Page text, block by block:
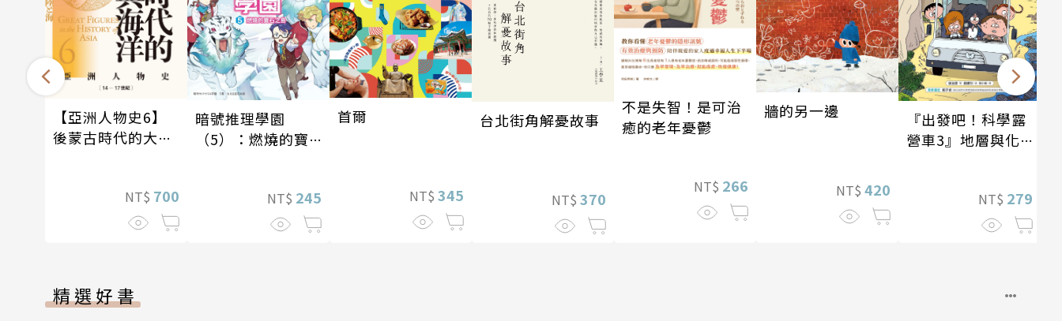
【亞洲人物史6】
後蒙古時代的大陸
NT$ 700
暗號推理學園
（5）：燃燒的寶
NT$ 245
首爾
NT$ 345
台北街角解憂故事
NT$ 370
不是失智！是可治
癒的老年憂鬱
NT$ 266
牆的另一邊
NT$ 420
『出發吧！科學露
營車3』地層與化
NT$ 279
精選好書